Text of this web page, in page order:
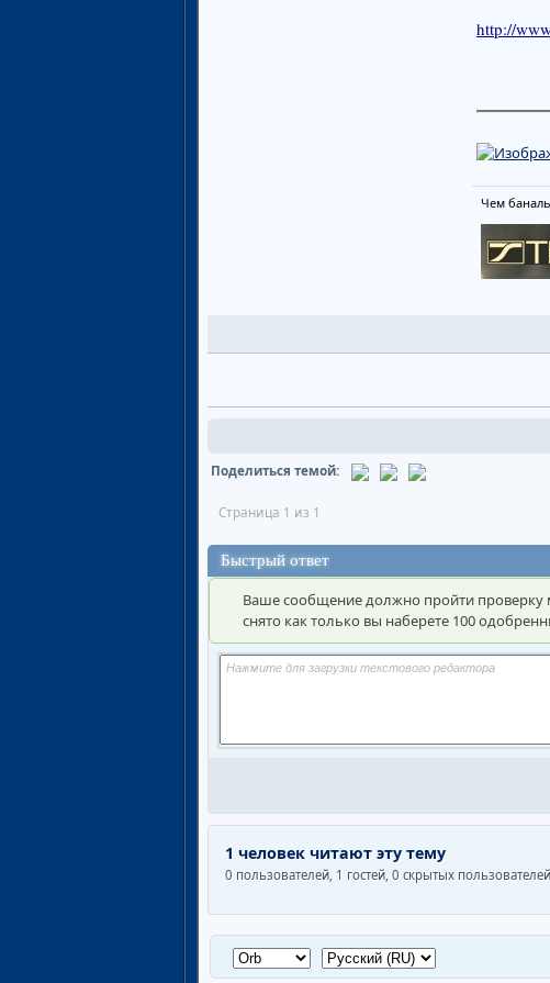
http://
Чем
Поделиться темой:
Страница 1 из 1
Быстрый ответ
Ваше сообщение должно пройти проверку
снято как только вы наберете 100
1 человек читают эту тему
0 пользователей, 1 гостей, 0 скрытых пользователей